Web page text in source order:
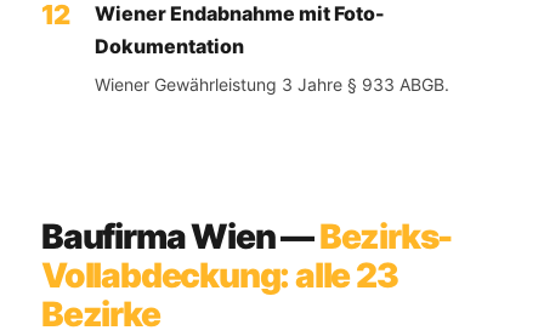
Wiener Endabnahme mit Foto-
Dokumentation
Wiener Gewährleistung 3 Jahre § 933 ABGB.
Baufirma Wien —Bezirks-
Vollabdeckung: alle 23
Bezirke